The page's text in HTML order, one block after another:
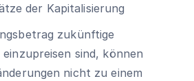
der Kapitalisierung
zukünftige
sind, können
nicht zu einem